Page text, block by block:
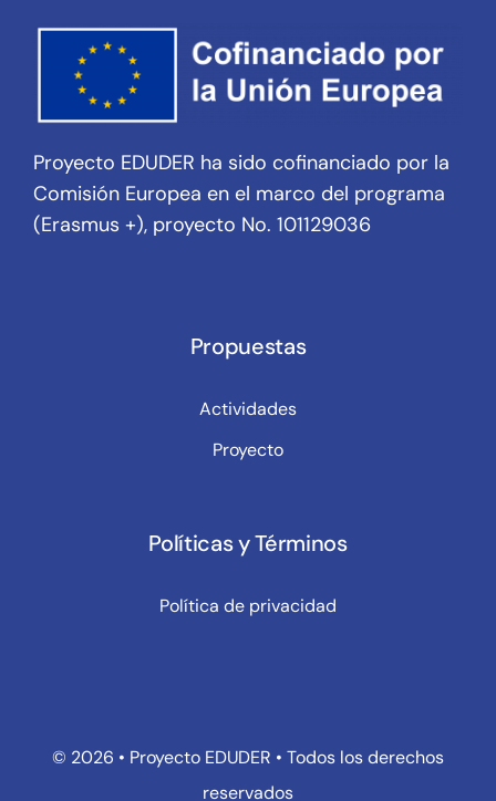
Proyecto EDUDER ha sido cofinanciado por la
Comisión Europea en el marco del programa
(Erasmus +), proyecto No. 101129036
Propuestas
Actividades
Proyecto
Políticas y Términos
Política de privacidad
© 2026 • Proyecto EDUDER • Todos los derechos
reservados